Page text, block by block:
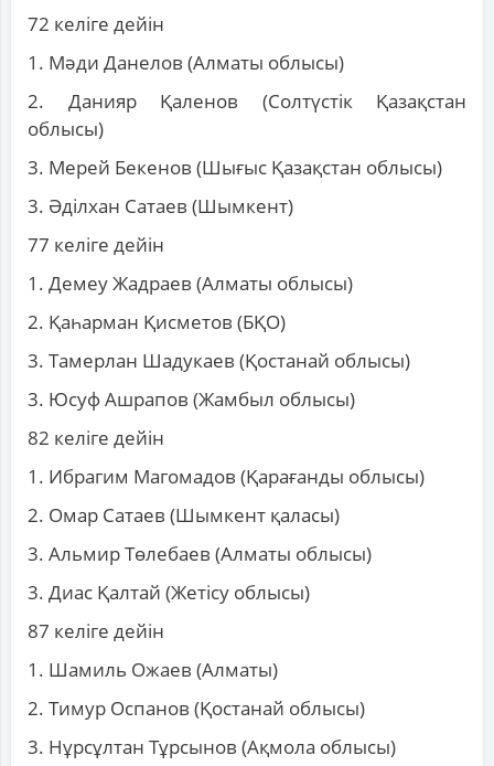
72 келіге дейін
1. Мәди Данелов (Алматы облысы)
2. Данияр Қаленов (Солтүстік Қазақстан
облысы)
3. Мерей Бекенов (Шығыс Қазақстан облысы)
3. Әділхан Сатаев (Шымкент)
77 келіге дейін
1. Демеу Жадраев (Алматы облысы)
2. Қаһарман Қисметов (БҚО)
3. Тамерлан Шадукаев (Қостанай облысы)
3. Юсуф Ашрапов (Жамбыл облысы)
82 келіге дейін
1. Ибрагим Магомадов (Қарағанды облысы)
2. Омар Сатаев (Шымкент қаласы)
3. Альмир Төлебаев (Алматы облысы)
3. Диас Қалтай (Жетісу облысы)
87 келіге дейін
1. Шамиль Ожаев (Алматы)
2. Тимур Оспанов (Қостанай облысы)
3. Нұрсұлтан Тұрсынов (Ақмола облысы)